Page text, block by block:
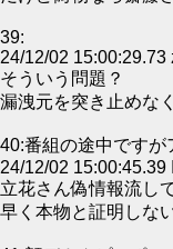
39:
24/12/02
そういう問題？
漏洩元を突き止めな
40:番組の途中です
24/12/02 15:00:45.39
立花さん偽情報流し
早く本物と証明しな